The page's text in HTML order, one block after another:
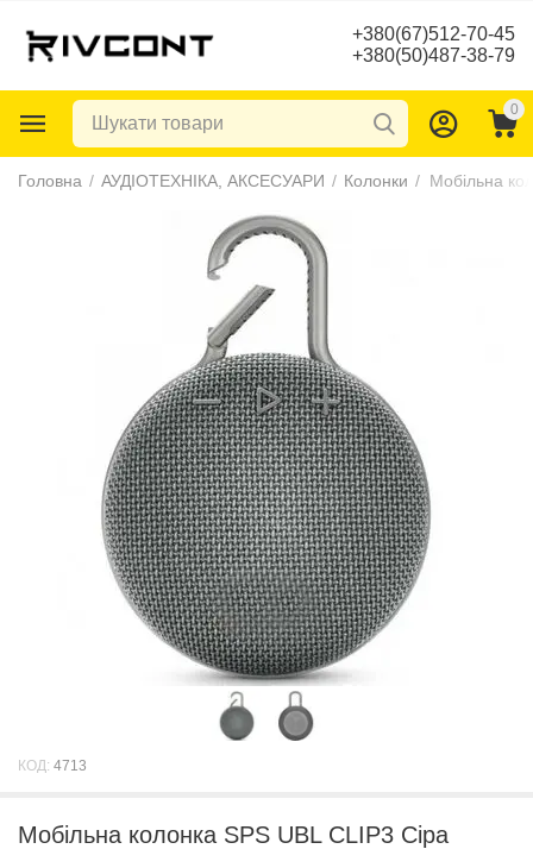
+380(67)512-70-45
+380(50)487-38-79
0
Головна / АУДІОТЕХНІКА, АКСЕСУАРИ / Колонки / Мобільна
КОД: 4713
Мобільна колонка SPS UBL CLIP3 Сіра